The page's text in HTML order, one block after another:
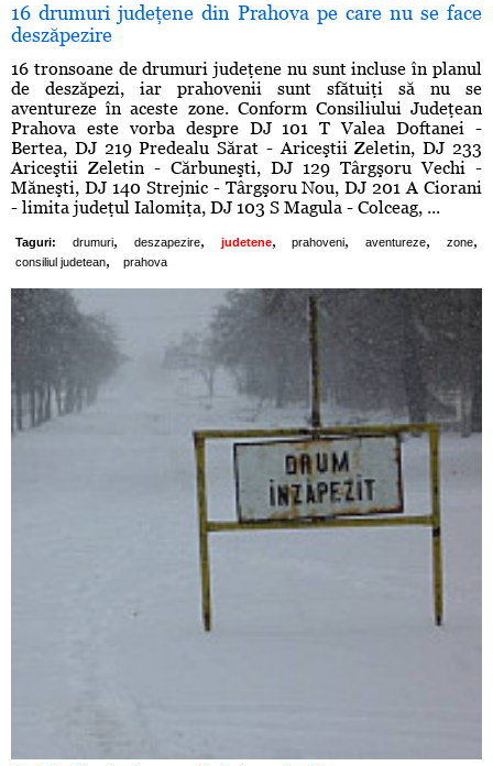
16 drumuri judeţene din Prahova pe care nu se face
deszăpezire
16 tronsoane de drumuri judeţene nu sunt incluse în planul
de deszăpezi, iar prahovenii sunt sfătuiţi să nu se
aventureze în aceste zone. Conform Consiliului Judeţean
Prahova este vorba despre DJ 101 T Valea Doftanei -
Bertea, DJ 219 Predealu Sărat - Ariceştii Zeletin, DJ 233
Ariceştii Zeletin - Cărbuneşti, DJ 129 Târgşoru Vechi -
Măneşti, DJ 140 Strejnic - Târgşoru Nou, DJ 201 A Ciorani
- limita judeţul Ialomiţa, DJ 103 S Magula - Colceag, ...
Taguri: drumuri, deszapezire, judetene, prahoveni, aventureze, zone,
consiliul judetean, prahova